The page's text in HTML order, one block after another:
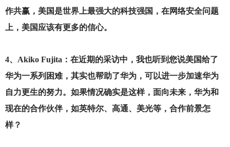
作共赢，美国是世界上最强大的科技强国，在网络安全问题
上，美国应该有更多的信心。
4、Akiko Fujita：在近期的采访中，我也听到您说美国给了
华为一系列困难，其实也帮助了华为，可以进一步加速华为
自力更生的努力。如果情况确实是这样，面向未来，华为和
现在的合作伙伴，如英特尔、高通、美光等，合作前景怎
样？